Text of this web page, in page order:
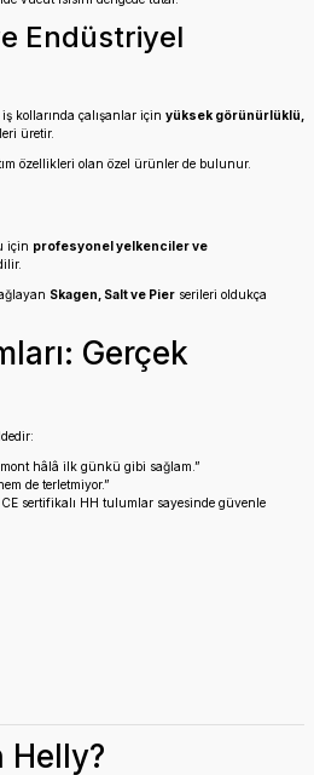
Endüstriyel
kollarında çalışanlar için yüksek görünürlüklü,
üretir.
özellikleri olan özel ürünler de bulunur.
için profesyonel yelkenciler ve
Skagen, Salt ve Pier serileri oldukça
Gerçek
mont hâlâ ilk günkü gibi sağlam.”
de terletmiyor.”
CE sertifikalı HH tulumlar sayesinde güvenle
Helly?